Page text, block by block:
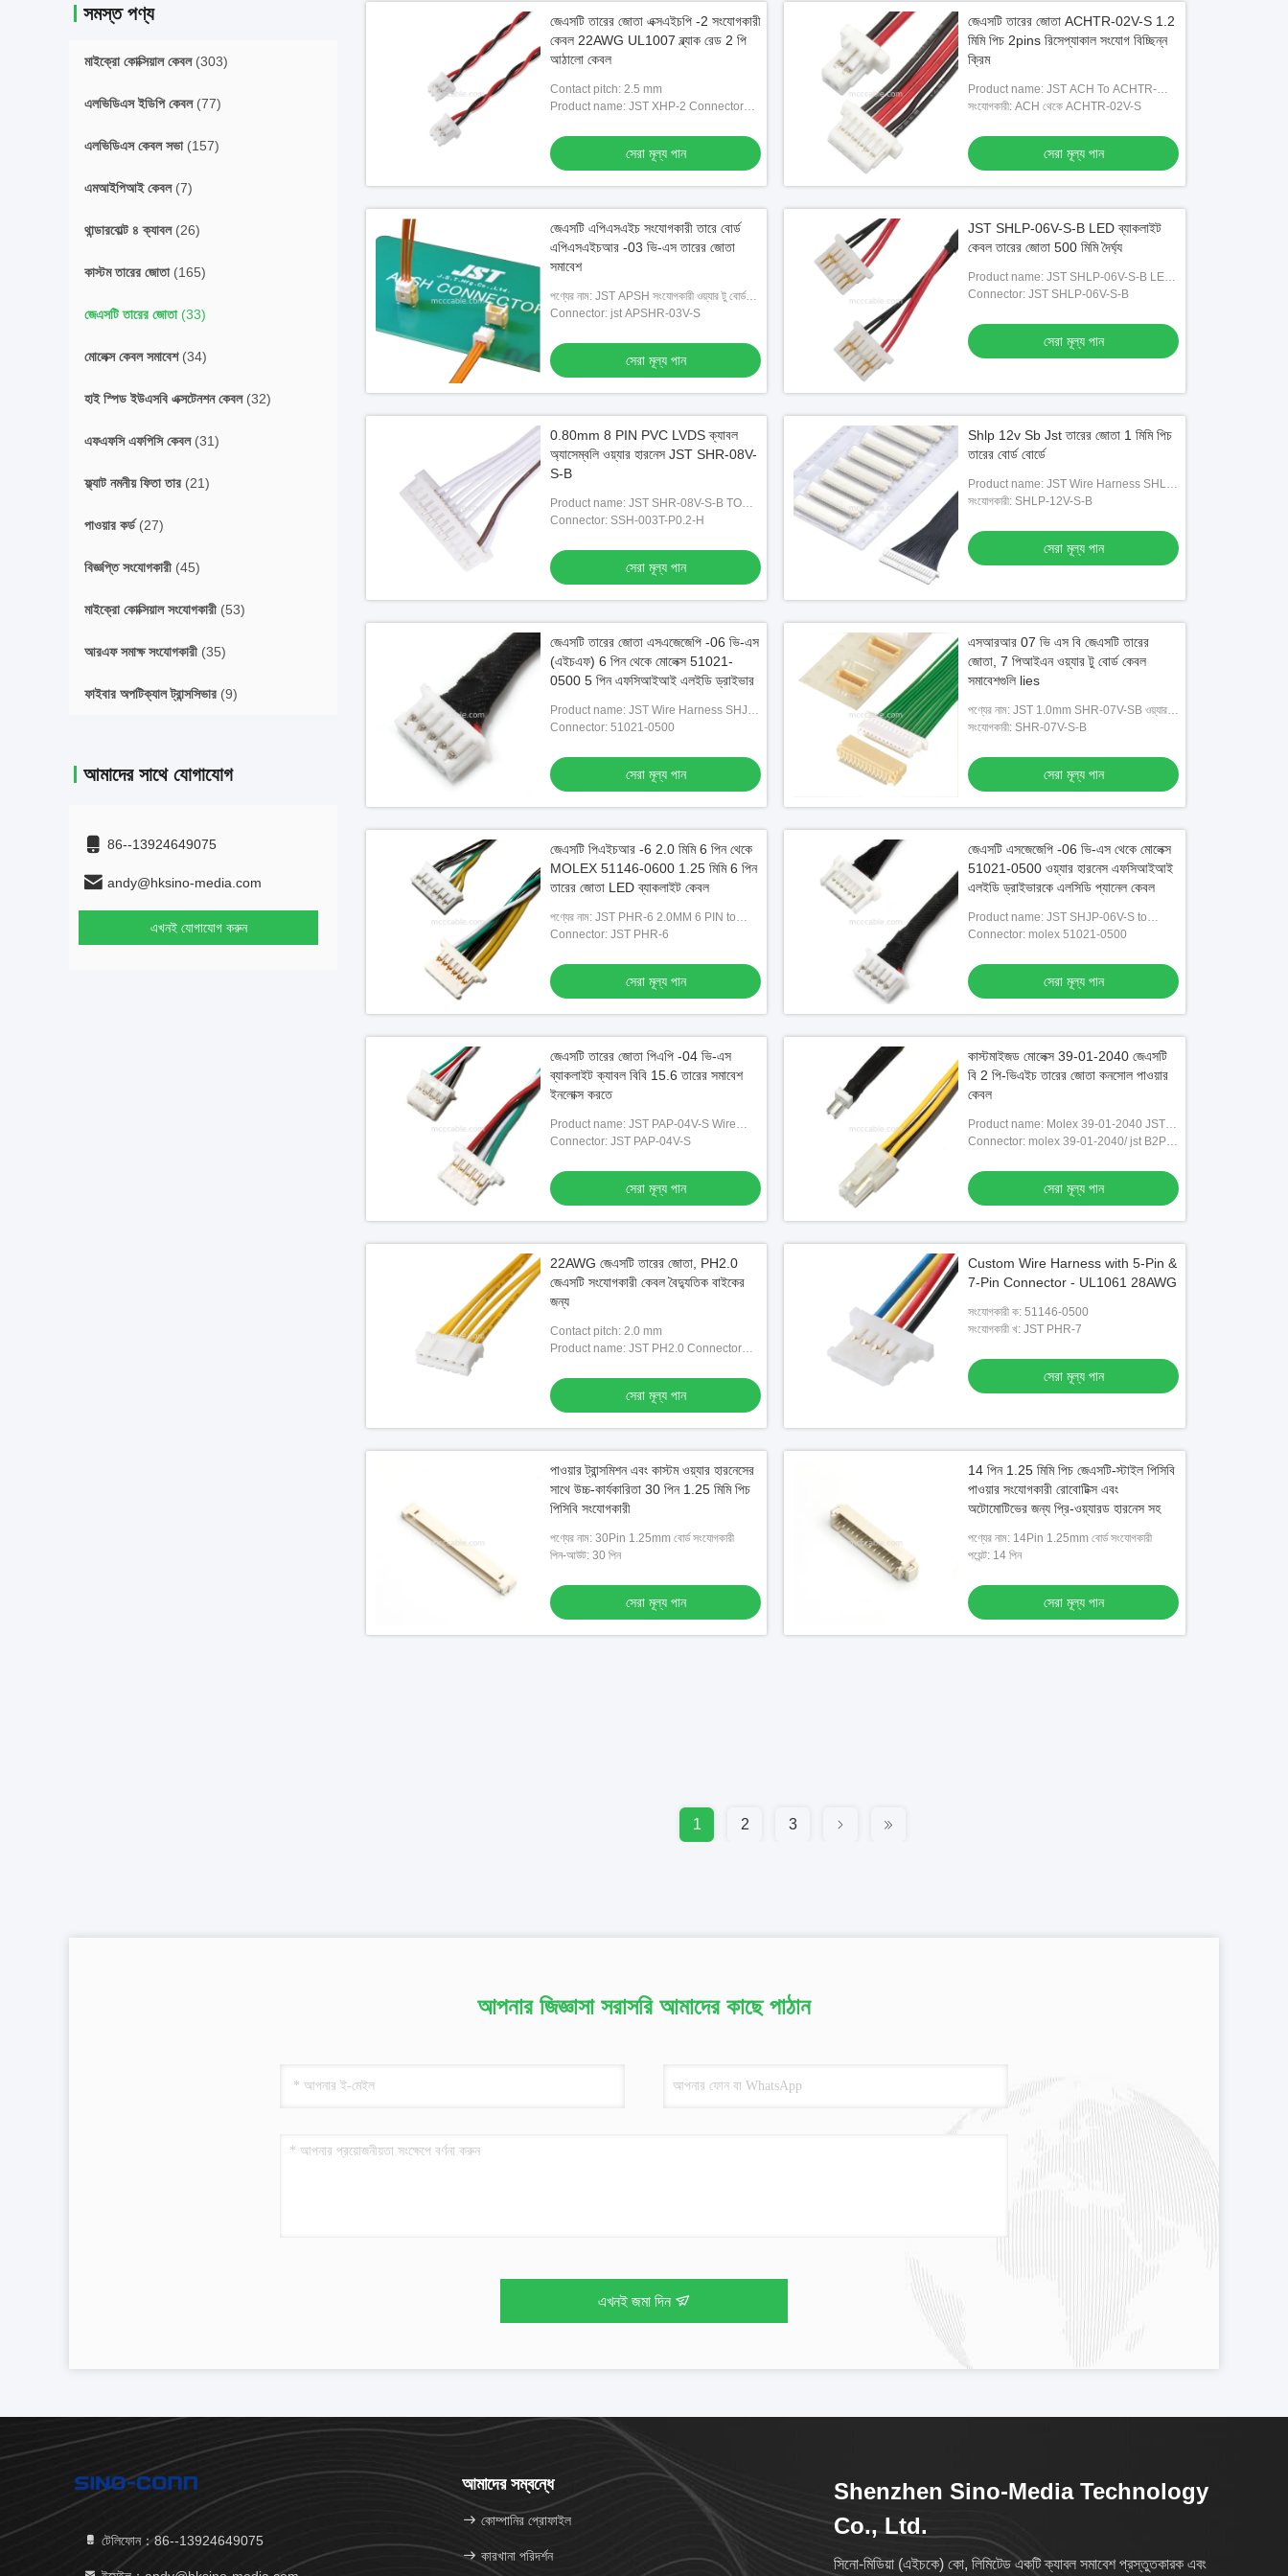
সমস্ত পণ্য
মাইক্রো কোক্সিয়াল কেবল(303)
এলভিডিএস ইডিপি কেবল(77)
এলভিডিএস কেবল সভা(157)
এমআইপিআই কেবল(7)
থান্ডারবোল্ট ৪ ক্যাবল(26)
কাস্টম তারের জোতা(165)
জেএসটি তারের জোতা(33)
মোলেক্স কেবল সমাবেশ(34)
হাই স্পিড ইউএসবি এক্সটেনশন কেবল(32)
এফএফসি এফপিসি কেবল(31)
ফ্ল্যাট নমনীয় ফিতা তার (21)
পাওয়ার কর্ড(27)
বিজ্ঞপ্তি সংযোগকারী (45)
মাইক্রো কোক্সিয়াল সংযোগকারী (53)
আরএফ সমাক্ষ সংযোগকারী (35)
ফাইবার অপটিক্যাল ট্রান্সসিভার (9)
আমাদের সাথে যোগাযোগ
86--13924649075
andy@hksino-media.com
এখনই যোগাযোগ করুন
জেএসটি তারের জোতা এক্সএইচপি -2 সংযোগকারী
কেবল 22AWG UL1007 ব্ল্যাক রেড 2 পি
আঠালো কেবল
Contact pitch: 2.5 mm
Product name: JST XHP-2 Connector
সেরা মূল্য পান
জেএসটি তারের জোতা ACHTR-02V-S 1.2
মিমি পিচ 2pins রিসেপ্যাকাল সংযোগ বিচ্ছিন্ন
ক্রিম
Product name: JST ACH To ACHTR-
02V-S 1.2mm Pitch 2pins Receptacle
Wire
সংযোগকারী: ACH থেকে ACHTR-02V-S
সেরা মূল্য পান
জেএসটি এপিএসএইচ সংযোগকারী তারে বোর্ড
এপিএসএইচআর -03 ভি-এস তারের জোতা
সমাবেশ
পণ্যের নাম: JST APSH সংযোগকারী ওয়্যার টু বোর্ড
APSHR-03V-S ওয়্যার জোতা সমাবেশ
Connector: jst APSHR-03V-S
সেরা মূল্য পান
JST SHLP-06V-S-B LED ব্যাকলাইট
কেবল তারের জোতা 500 মিমি দৈর্ঘ্য
Product name: JST SHLP-06V-S-B LED
Backlight Cable wire harness
Connector: JST SHLP-06V-S-B
সেরা মূল্য পান
0.80mm 8 PIN PVC LVDS ক্যাবল
অ্যাসেম্বলি ওয়্যার হারনেস JST SHR-08V-
S-B
Product name: JST SHR-08V-S-B TO
molex 51021-1000
Connector: SSH-003T-P0.2-H
সেরা মূল্য পান
Shlp 12v Sb Jst তারের জোতা 1 মিমি পিচ
তারের বোর্ড বোর্ডে
Product name: JST Wire Harness SHLP-
12V-S-B 1.0mm pin Wire to Board cable
সংযোগকারী: SHLP-12V-S-B
সেরা মূল্য পান
জেএসটি তারের জোতা এসএজেজেপি -06 ভি-এস
(এইচএফ) 6 পিন থেকে মোলেক্স 51021-
0500 5 পিন এফসিআইআই এলইডি ড্রাইভার
Product name: JST Wire Harness SHJP-
06V-S(HF) 6pin To Molex 51021-0500
Cable
Connector: 51021-0500
সেরা মূল্য পান
এসআরআর 07 ভি এস বি জেএসটি তারের
জোতা, 7 পিআইএন ওয়্যার টু বোর্ড কেবল
সমাবেশগুলি lies
পণ্যের নাম: JST 1.0mm SHR-07V-SB ওয়্যার টু
বোর্ড টাইপ কানেক্টর কেবল লিড প্লাগ পুরুষ মহিলা ওয়্যার
সংযোগকারী: SHR-07V-S-B
সেরা মূল্য পান
জেএসটি পিএইচআর -6 2.0 মিমি 6 পিন থেকে
MOLEX 51146-0600 1.25 মিমি 6 পিন
তারের জোতা LED ব্যাকলাইট কেবল
পণ্যের নাম: JST PHR-6 2.0MM 6 PIN to
MOLEX 51146-0600 1.25MM 6 PIN ওয়্যার
Connector: JST PHR-6
সেরা মূল্য পান
জেএসটি এসজেজেপি -06 ভি-এস থেকে মোলেক্স
51021-0500 ওয়্যার হারনেস এফসিআইআই
এলইডি ড্রাইভারকে এলসিডি প্যানেল কেবল
Product name: JST SHJP-06V-S to
51021-0500 Wire Harness FCII LED
Connector: molex 51021-0500
সেরা মূল্য পান
জেএসটি তারের জোতা পিএপি -04 ভি-এস
ব্যাকলাইট ক্যাবল বিবি 15.6 তারের সমাবেশ
ইনলোক্স করতে
Product name: JST PAP-04V-S Wire
Harness BACKLIGHT CABLE BB TO
Connector: JST PAP-04V-S
সেরা মূল্য পান
কাস্টমাইজড মোলেক্স 39-01-2040 জেএসটি
বি 2 পি-ভিএইচ তারের জোতা কনসোল পাওয়ার
কেবল
Product name: Molex 39-01-2040 JST
B2P-VH Wire Harness Console Power
Connector: molex 39-01-2040/ jst B2P-
সেরা মূল্য পান
22AWG জেএসটি তারের জোতা, PH2.0
জেএসটি সংযোগকারী কেবল বৈদ্যুতিক বাইকের
জন্য
Contact pitch: 2.0 mm
Product name: JST PH2.0 Connector
সেরা মূল্য পান
Custom Wire Harness with 5-Pin &
7-Pin Connector - UL1061 28AWG
সংযোগকারী ক: 51146-0500
সংযোগকারী খ: JST PHR-7
সেরা মূল্য পান
পাওয়ার ট্রান্সমিশন এবং কাস্টম ওয়্যার হারনেসের
সাথে উচ্চ-কার্যকারিতা 30 পিন 1.25 মিমি পিচ
পিসিবি সংযোগকারী
পণ্যের নাম: 30Pin 1.25mm বোর্ড সংযোগকারী
পিন-আউট: 30 পিন
সেরা মূল্য পান
14 পিন 1.25 মিমি পিচ জেএসটি-স্টাইল পিসিবি
পাওয়ার সংযোগকারী রোবোটিক্স এবং
অটোমোটিভের জন্য প্রি-ওয়্যারড হারনেস সহ
পণ্যের নাম: 14Pin 1.25mm বোর্ড সংযোগকারী
পয়েন্ট: 14 পিন
সেরা মূল্য পান
1 2 3
আপনার জিজ্ঞাসা সরাসরি আমাদের কাছে পাঠান
এখনই জমা দিন
টেলিফোন：86--13924649075
আমাদের সম্বন্ধে
কোম্পানির প্রোফাইল
কারখানা পরিদর্শন
Shenzhen Sino-Media Technology
Co., Ltd.
সিনো-মিডিয়া (এইচকে) কো, লিমিটেড একটি ক্যাবল সমাবেশ প্রস্তুতকারক এবং